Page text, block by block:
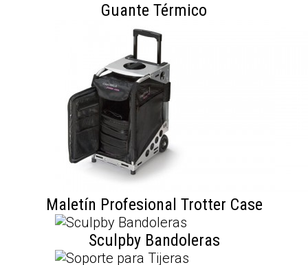
Guante Térmico
Maletín Profesional Trotter Case
Sculpby Bandoleras